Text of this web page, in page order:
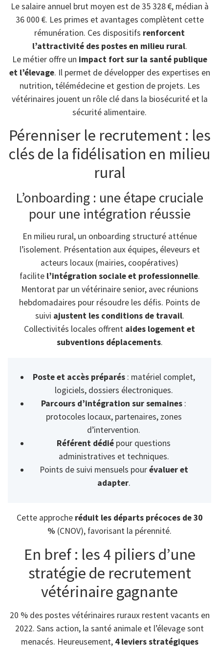
Le salaire annuel brut moyen est de 35 328 €, médian à
36 000 €. Les primes et avantages complètent cette
rémunération. Ces dispositifs renforcent
l’attractivité des postes en milieu rural.
Le métier offre un impact fort sur la santé publique
et l’élevage. Il permet de développer des expertises en
nutrition, télémédecine et gestion de projets. Les
vétérinaires jouent un rôle clé dans la biosécurité et la
sécurité alimentaire.
Pérenniser le recrutement : les
clés de la fidélisation en milieu
rural
L’onboarding : une étape cruciale
pour une intégration réussie
En milieu rural, un onboarding structuré atténue
l’isolement. Présentation aux équipes, éleveurs et
acteurs locaux (mairies, coopératives)
facilite l’intégration sociale et professionnelle.
Mentorat par un vétérinaire senior, avec réunions
hebdomadaires pour résoudre les défis. Points de
suivi ajustent les conditions de travail.
Collectivités locales offrent aides logement et
subventions déplacements.
Poste et accès préparés: matériel complet,
logiciels, dossiers électroniques.
Parcours d’intégration sur semaines :
protocoles locaux, partenaires, zones
d’intervention.
Référent dédié pour questions
administratives et techniques.
Points de suivi mensuels pourévaluer et
adapter.
Cette approche réduit les départs précoces de 30
% (CNOV), favorisant la pérennité.
En bref : les 4 piliers d’une
stratégie de recrutement
vétérinaire gagnante
20 % des postes vétérinaires ruraux restent vacants en
2022. Sans action, la santé animale et l’élevage sont
menacés. Heureusement, 4 leviers stratégiques